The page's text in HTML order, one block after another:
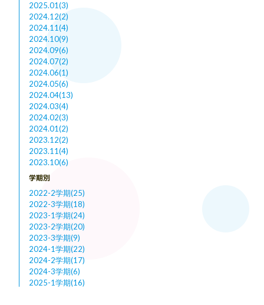
2025.01(3)
2024.12(2)
2024.11(4)
2024.10(9)
2024.09(6)
2024.07(2)
2024.06(1)
2024.05(6)
2024.04(13)
2024.03(4)
2024.02(3)
2024.01(2)
2023.12(2)
2023.11(4)
2023.10(6)
学期別
2022-2学期(25)
2022-3学期(18)
2023-1学期(24)
2023-2学期(20)
2023-3学期(9)
2024-1学期(22)
2024-2学期(17)
2024-3学期(6)
2025-1学期(16)